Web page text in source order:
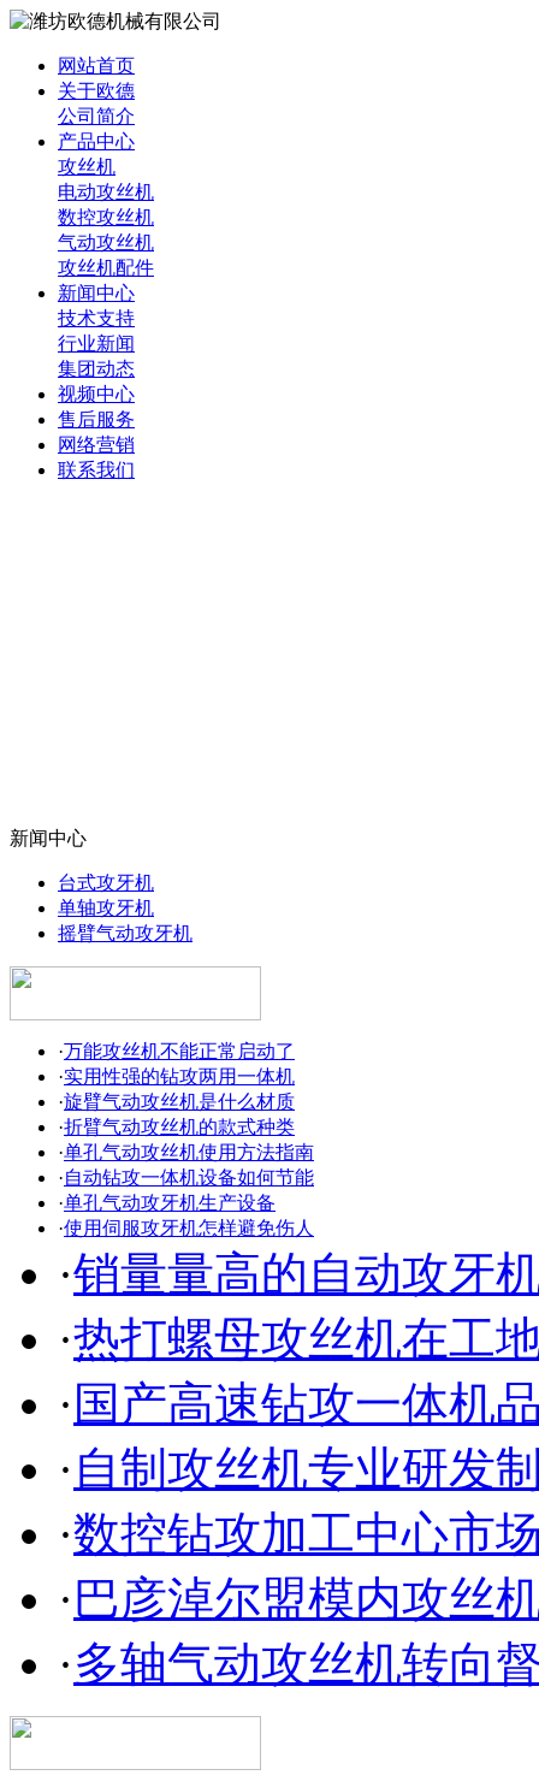
网站首页
关于欧德
公司简介
产品中心
攻丝机
电动攻丝机
数控攻丝机
气动攻丝机
攻丝机配件
新闻中心
技术支持
行业新闻
集团动态
视频中心
售后服务
网络营销
联系我们
新闻中心
台式攻牙机
单轴攻牙机
摇臂气动攻牙机
·万能攻丝机不能正常启动了
·实用性强的钻攻两用一体机
·旋臂气动攻丝机是什么材质
·折臂气动攻丝机的款式种类
·单孔气动攻丝机使用方法指南
·自动钻攻一体机设备如何节能
·单孔气动攻牙机生产设备
·使用伺服攻牙机怎样避免伤人
·销量量高的自动攻牙
·热打螺母攻丝机在工
· 国产高速钻攻一体机
· 自制攻丝机专业研发
·数控钻攻加工中心市
·巴彦淖尔盟模内攻丝
·多轴气动攻丝机转向